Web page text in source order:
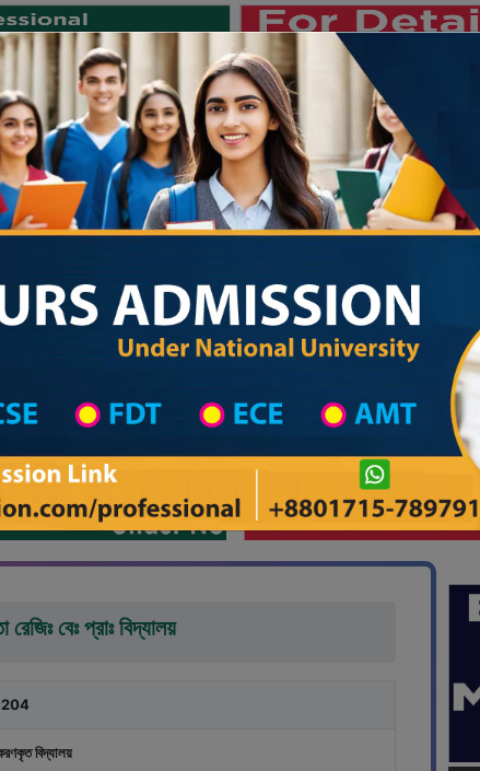
Private University International University University College
জাতীয় বিশ্ববিদ্যালয় ২০২৫-২৬ শিক্ষাবর্ষের
Primary
Private University Admission
বেঃ প্রাঃ বিদ্যালয়
বিদ্যালয়